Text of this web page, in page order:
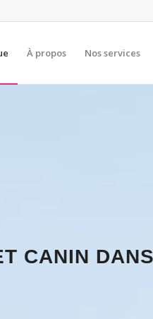
À propos Nos services
CANIN